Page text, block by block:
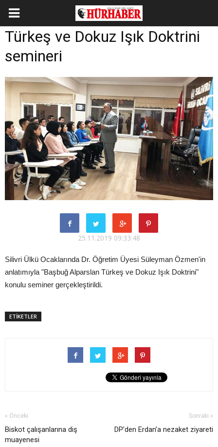
Türkeş ve Dokuz Işık Doktrini
semineri
25.11.2019 09:33:48
Silivri Ülkü Ocaklarında Dr. Öğretim Üyesi Süleyman Özmen'in
anlatımıyla "Başbuğ Alparslan Türkeş ve Dokuz Işık Doktrini"
konulu seminer gerçekleştirildi.
ETİKETLER
« Önceki
Biskot çalışanlarına diş
muayenesi
Sonraki »
DP’den Erdan’a nezaket ziyareti